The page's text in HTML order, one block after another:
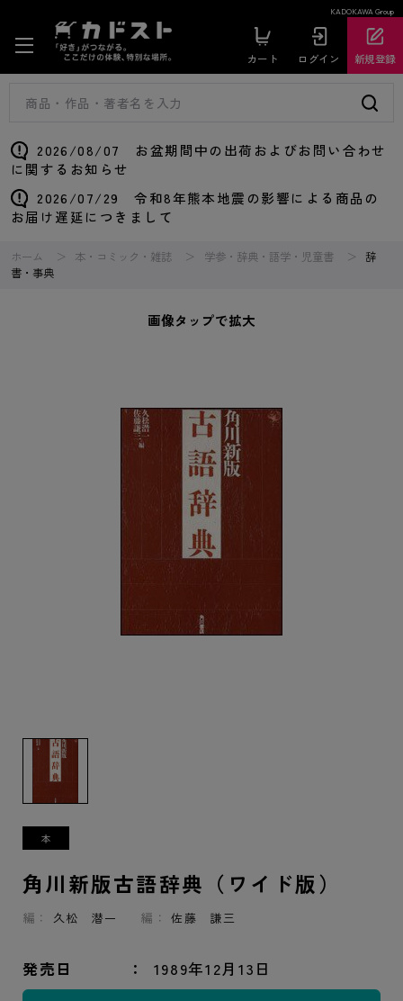
KADOKAWA Group
カート ログイン 新規登録
2026/08/07 お盆期間中の出荷およびお問い合わせ
に関するお知らせ
2026/07/29 令和8年熊本地震の影響による商品の
お届け遅延につきまして
ホーム 本・コミック・雑誌 学参・辞典・語学・児童書
辞
書・事典
画像タップで拡大
角川新版古語辞典（ワイド版）
編： 久松 潜一 編： 佐藤 謙三
発売日 1989年12月13日